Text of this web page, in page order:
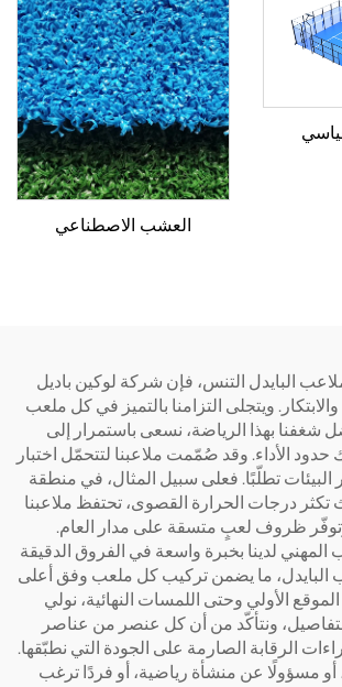
العشب الاصطناعي
البايدل التنس، فإن شركة لوكين باديل
ويتجلى التزامنا بالتميز في كل ملعب
شغفنا بهذا الرياضة، نسعى باستمرار إلى
الأداء. وقد صُمّمت ملاعبنا لتتحمّل اختبار
البيئات تطلّبًا. فعلى سبيل المثال، في منطقة
درجات الحرارة القصوى، تحتفظ ملاعبنا
وتوفّر ظروف لعبٍ متسقة على مدار العام.
المهني لدينا بخبرة واسعة في الفروق الدقيقة
البايدل، ما يضمن تركيب كل ملعب وفق أعلى
الموقع الأولي وحتى اللمسات النهائية، نولي
ونتأكّد من أن كل عنصر من عناصر
الرقابة الصارمة على الجودة التي نطبّقها.
أو مسؤولًا عن منشأة رياضية، أو فردًا ترغب